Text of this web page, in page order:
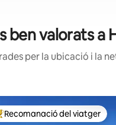
ben valorats a
per la ubicació i la
recomanacions dels
Recomanació del viatger